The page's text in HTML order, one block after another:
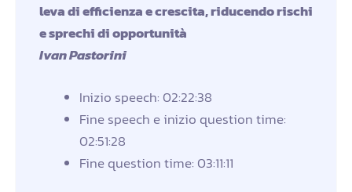
leva di efficienza e crescita, riducendo rischi
e sprechi di opportunità
Ivan Pastorini
Inizio speech: 02:22:38
Fine speech e inizio question time:
02:51:28
Fine question time: 03:11:11